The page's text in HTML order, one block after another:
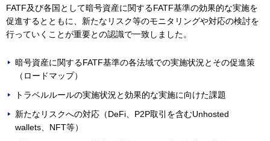
FATF及び各国として暗号資産に関するFATF基準の効果的な実施を
促進するとともに、新たなリスク等のモニタリングや対応の検討を
行っていくことが重要との認識で一致しました。
暗号資産に関するFATF基準の各法域での実施状況とその促進策
（ロードマップ）
トラベルルールの実施状況と効果的な実施に向けた課題
新たなリスクへの対応（DeFi、P2P取引を含むUnhosted
wallets、NFT等）